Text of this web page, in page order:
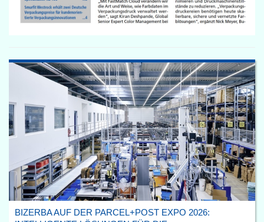
BIZERBA AUF DER PARCEL+POST EXPO 2026: